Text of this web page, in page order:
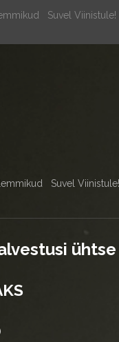
Suvel Viinistule!
Suvel Viinistule!